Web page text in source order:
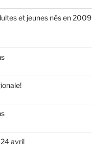
et jeunes nés en 2009
avril